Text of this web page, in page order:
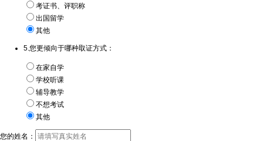
考证书、评职称
出国留学
其他
5.您更倾向于哪种取证方式：
在家自学
学校听课
辅导教学
不想考试
其他
您的姓名：